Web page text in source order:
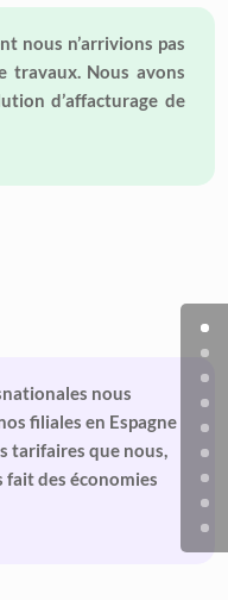
nous n’arrivions pas
travaux. Nous avons
d’affacturage de
nous
filiales en Espagne
tarifaires que nous,
fait des économies